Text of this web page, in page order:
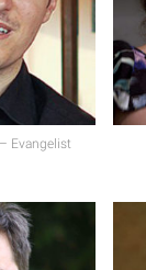
Evangelist